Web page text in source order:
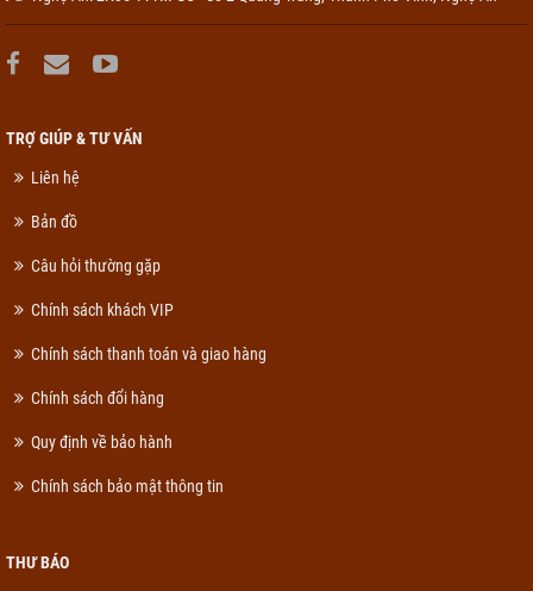
TRỢ GIÚP & TƯ VẤN
Liên hệ
Bản đồ
Câu hỏi thường gặp
Chính sách khách VIP
Chính sách thanh toán và giao hàng
Chính sách đổi hàng
Quy định về bảo hành
Chính sách bảo mật thông tin
THƯ BÁO